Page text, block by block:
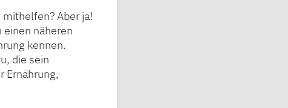
Aber ja!
näheren
kennen.
die sein
Ernährung,